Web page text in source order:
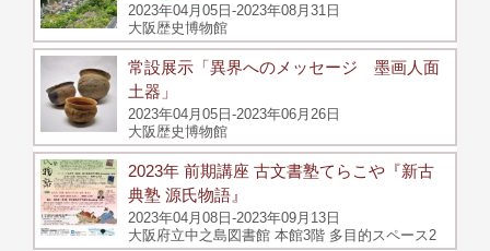
2023年04月05日-2023年08月31日
大阪歴史博物館
常設展示「異界へのメッセージ 墨画人面
土器」
2023年04月05日-2023年06月26日
大阪歴史博物館
2023年 前期講座 古文書塾てらこや『新古
典塾 源氏物語』
2023年04月08日-2023年09月13日
大阪府立中之島図書館 本館3階 多目的スペース2